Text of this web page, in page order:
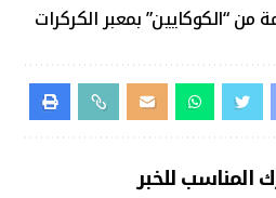
“الكوكايين” بمعبر الكركرات
المناسب للخبر